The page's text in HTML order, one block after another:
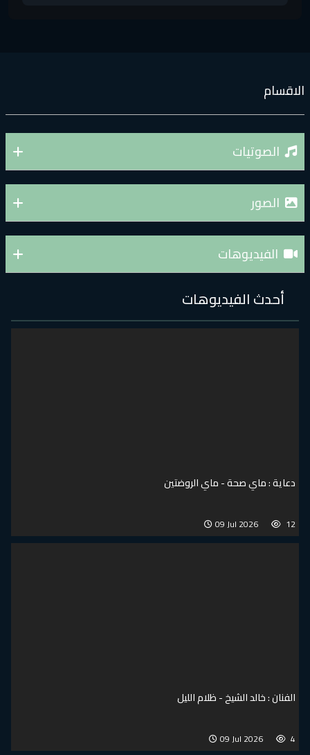
الصوتيات
الصور
الفيديوهات
أحدث الفيديوهات
دعاية : ماي صحة - ماي الروضتين
12
09 Jul 2026
الفنان : خالد الشيخ - ظلام الليل
09 Jul 2026